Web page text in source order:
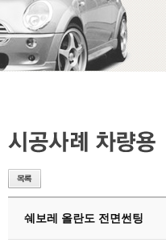
쉐보레 올란도 전면썬팅